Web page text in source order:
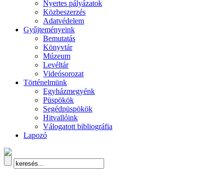
Nyertes pályázatok
Közbeszerzés
Adatvédelem
Gyűjteményeink
Bemutatás
Könyvtár
Múzeum
Levéltár
Videósorozat
Történelmünk
Egyházmegyénk
Püspökök
Segédpüspökök
Hitvallóink
Válogatott bibliográfia
Lapozó